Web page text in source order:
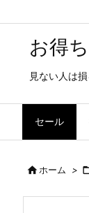
お得
見ない人は
セール
ホーム >